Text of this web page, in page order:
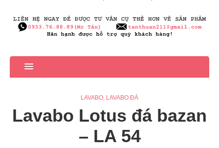
LAVABO, LAVABO ĐÁ
Lavabo Lotus đá bazan
– LA 54